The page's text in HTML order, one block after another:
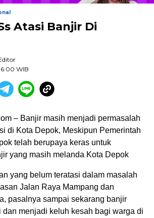
Atasi Banjir Di
WIB
– Banjir masih menjadi permasalah
di Kota Depok, Meskipun Pemerintah
telah berupaya keras untuk
yang masih melanda Kota Depok
yang belum teratasi dalam masalah
Jalan Raya Mampang dan
pasalnya sampai sekarang banjir
dan menjadi keluh kesah bagi warga di